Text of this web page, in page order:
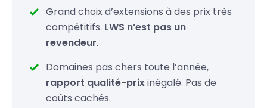
.in
19,99 €
.io
52.99
.lc
69,99 €
Grand choix d’extensions à des prix très
compétitifs. LWS n’est pas un
revendeur.
Domaines pas chers toute l’année,
rapport qualité-prixinégalé. Pas de
coûts cachés.